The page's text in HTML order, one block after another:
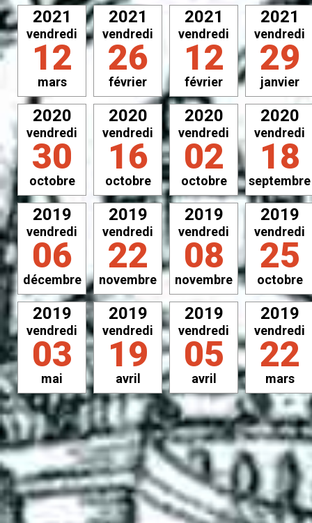
2021
vendredi
12
mars
2021
vendredi
26
février
2021
vendredi
12
février
2021
vendredi
29
janvier
2020
vendredi
30
octobre
2020
vendredi
16
octobre
2020
vendredi
02
octobre
2020
vendredi
18
septembre
2019
vendredi
06
décembre
2019
vendredi
22
novembre
2019
vendredi
08
novembre
2019
vendredi
25
octobre
2019
vendredi
03
mai
2019
vendredi
19
avril
2019
vendredi
05
avril
2019
vendredi
22
mars